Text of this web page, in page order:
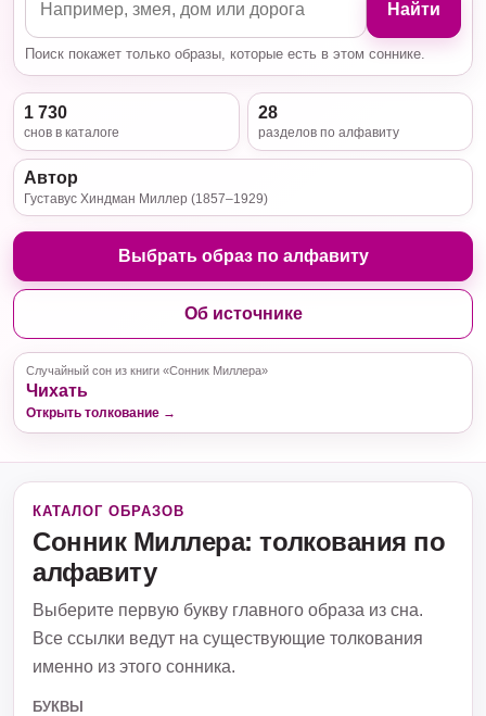
Найти
Поиск покажет только образы, которые есть в этом соннике.
1 730
снов в каталоге
28
разделов по алфавиту
Автор
Густавус Хиндман Миллер (1857–1929)
Выбрать образ по алфавиту
Об источнике
Случайный сон из книги «Сонник Миллера»
Чихать
Открыть толкование →
КАТАЛОГ ОБРАЗОВ
Сонник Миллера: толкования по
алфавиту
Выберите первую букву главного образа из сна.
Все ссылки ведут на существующие толкования
именно из этого сонника.
БУКВЫ